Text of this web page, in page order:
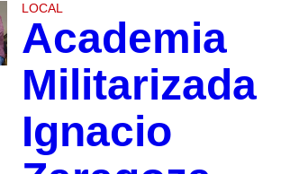
LOCAL
Academia
Militarizada
Ignacio